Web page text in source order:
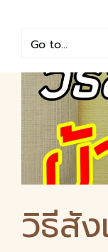
contentGo to...
วิธีสัง